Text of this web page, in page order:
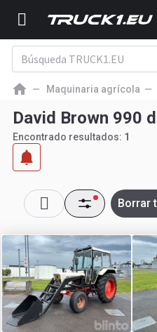
Maquinaria agrícola
David Brown 990
Encontrado resultados: 1
Borrar